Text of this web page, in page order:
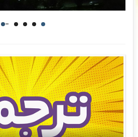
امیرحسین هادیان : فاکتور نهایی برای سفارش تایپ، صفحه
: فاکتور نهایی برای سفارش تایپ، صفحه